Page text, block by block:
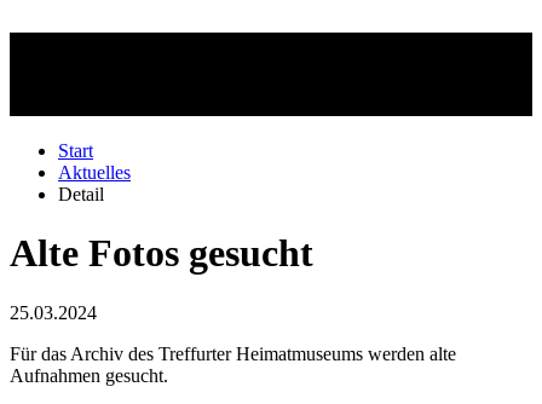
Start
Aktuelles
Detail
Alte Fotos gesucht
25.03.2024
Für das Archiv des Treffurter Heimatmuseums werden alte
Aufnahmen gesucht.